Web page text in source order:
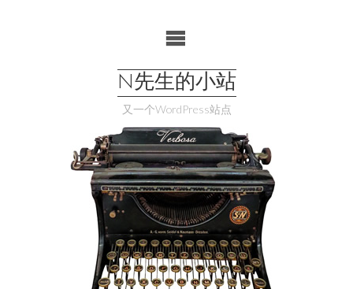
N先生的小站
又一个WordPress站点